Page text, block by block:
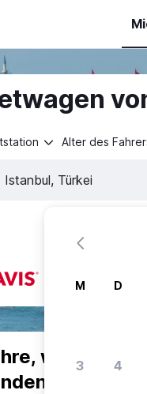
Alter des
warum
M D
3 4